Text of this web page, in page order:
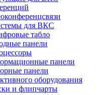
для ВКС
табло
панели
панели
панели
оборудования
и флипчарты